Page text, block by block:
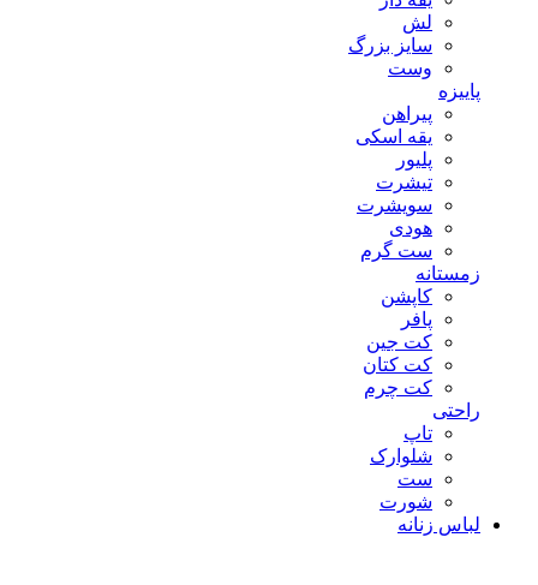
لش
سایز بزرگ
وست
پاییزه
پیراهن
یقه اسکی
پلیور
تیشرت
سویشرت
هودی
ست گرم
زمستانه
کاپشن
پافر
کت جین
کت کتان
کت چرم
راحتی
تاپ
شلوارک
ست
شورت
لباس زنانه